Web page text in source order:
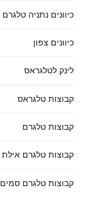
כיוונים נתניה טלגרם
כיוונים צפון
לינק לטלגראס
קבוצות טלגראס
קבוצות טלגרם
קבוצות טלגרם אילת
קבוצות טלגרם סמים